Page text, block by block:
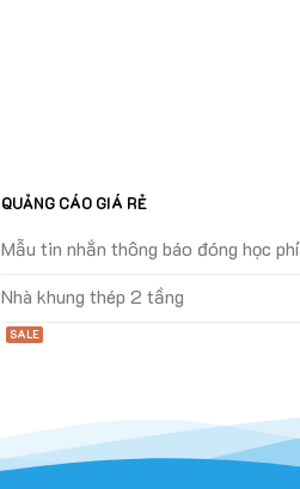
QUẢNG CÁO GIÁ RẺ
Mẫu tin nhắn thông báo đóng học phí
Nhà khung thép 2 tầng